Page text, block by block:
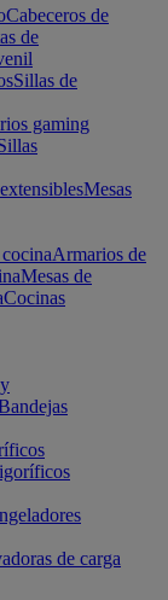
Cabeceros de
de
Sillas de
gaming
Mesas
Armarios de
Mesas de
Cocinas
de carga